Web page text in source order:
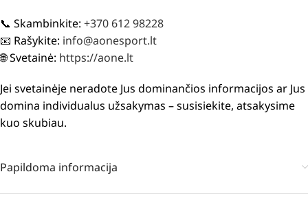
📞 Skambinkite: +370 612 98228
📧 Rašykite: info@aonesport.lt
🌐 Svetainė: https://aone.lt
Jei svetainėje neradote Jus dominančios informacijos ar Jus
domina individualus užsakymas – susisiekite, atsakysime
kuo skubiau.
Papildoma informacija